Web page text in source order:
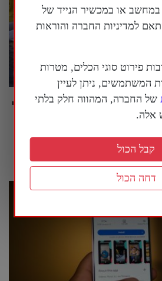
עצרת נרות גדולה לזכר מתרגלי
למוות על ידי המשטר
או במכשיר הנייד של
למדיניות החברה והוראות
פירוט סוגי הכלים, מטרות
המשתמשים, ניתן לעיין
של החברה, המהווה חלק בלתי
אלה.
דחה הכול
קבל הכול